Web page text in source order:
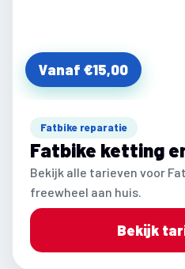
Vanaf €15,00
Fatbike reparatie
Fatbike ketting
Bekijk alle tarieven voor
freewheel aan huis.
Bekijk